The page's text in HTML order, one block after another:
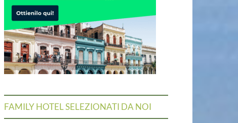
FAMILY HOTEL SELEZIONATI DA NOI